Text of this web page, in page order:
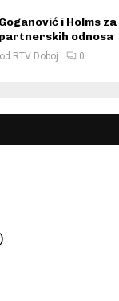
Goganović i Holms
partnerskih odnosa
od RTV Doboj 0